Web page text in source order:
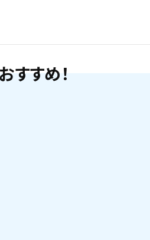
すすめ！